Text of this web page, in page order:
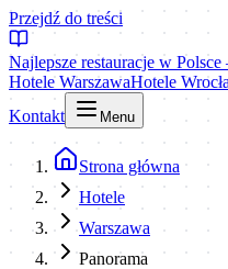
Przejdź do treści
Najlepsze restauracje w
Hotele WarszawaHotele
Kontakt
Menu
Strona główna
Hotele
Warszawa
Panorama